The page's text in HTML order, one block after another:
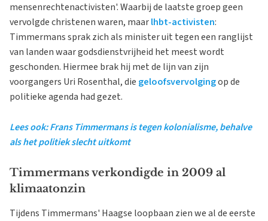
mensenrechtenactivisten'. Waarbij de laatste groep geen
vervolgde christenen waren, maarlhbt-activisten:
Timmermans sprak zich als minister uit tegen een ranglijst
van landen waar godsdienstvrijheid het meest wordt
geschonden. Hiermee brak hij met de lijn van zijn
voorgangers Uri Rosenthal, die geloofsvervolgingop de
politieke agenda had gezet.
Lees ook: Frans Timmermans is tegen kolonialisme, behalve
als het politiek slecht uitkomt
Timmermans verkondigde in 2009 al
klimaatonzin
Tijdens Timmermans' Haagse loopbaan zien we al de eerste